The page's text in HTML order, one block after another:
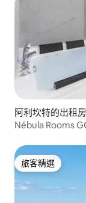
阿利坎特的出租
Nébula Rooms
旅客精選
旅客精選